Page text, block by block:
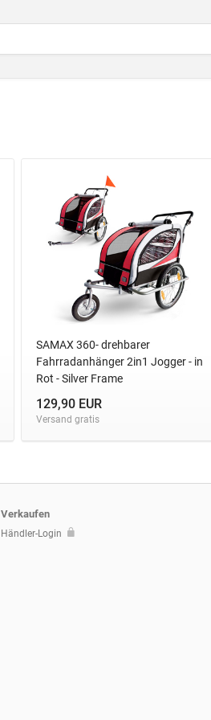
SAMAX 360- drehbarer
Fahrradanhänger 2in1 Jogger - in
Rot - Silver Frame
129,90 EUR
Versand gratis
Verkaufen
Händler-Login